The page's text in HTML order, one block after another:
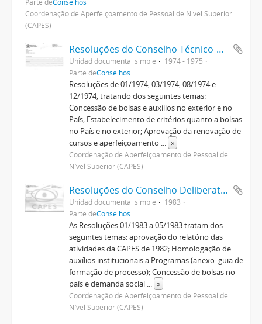
Coordenação de Aperfeiçoamento de Pessoal de Nível Superior
(CAPES)
Resoluções do Conselho Técnico-Administrativo (1974-1982)
Unidad documental simple
1974 - 1975
Parte deConselhos
Resoluções de 01/1974, 03/1974, 08/1974 e
12/1974, tratando dos seguintes temas:
Concessão de bolsas e auxílios no exterior e no
País; Estabelecimento de critérios quanto a bolsas
no País e no exterior; Aprovação da renovação de
cursos e aperfeiçoamento ... »
Coordenação de Aperfeiçoamento de Pessoal de
Nível Superior (CAPES)
Resoluções do Conselho Deliberativo (1982-1992)
Unidad documental simple
1983
Parte deConselhos
As Resoluções 01/1983 a 05/1983 tratam dos
seguintes temas: aprovação do relatório das
atividades da CAPES de 1982; Homologação de
auxílios institucionais a Programas (anexo: guia de
formação de processo); Concessão de bolsas no
país e demanda social ... »
Coordenação de Aperfeiçoamento de Pessoal de
Nível Superior (CAPES)